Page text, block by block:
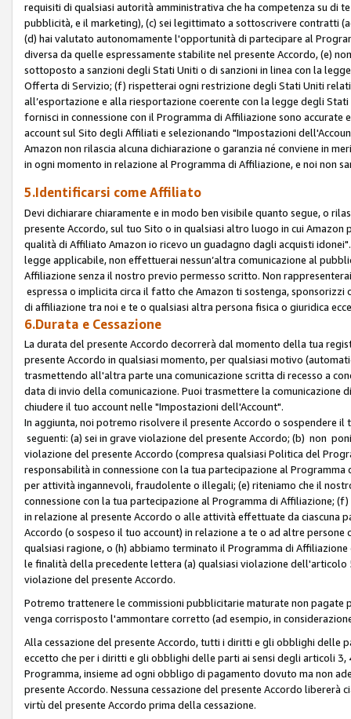
requisiti di qualsiasi autorità amministrativa che ha competenza su di
pubblicità, e il marketing), (c) sei legittimato a sottoscrivere contratti
(d) hai valutato autonomamente l'opportunità di partecipare al
diversa da quelle espressamente stabilite nel presente Accordo, (e)
sottoposto a sanzioni degli Stati Uniti o di sanzioni in linea con la
Offerta di Servizio; (f) rispetterai ogni restrizione degli Stati Uniti
all’esportazione e alla riesportazione coerente con la legge degli
fornisci in connessione con il Programma di Affiliazione sono
account sul Sito degli Affiliati e selezionando "Impostazioni
Amazon non rilascia alcuna dichiarazione o garanzia né conviene in
in ogni momento in relazione al Programma di Affiliazione, e noi non
5.Identificarsi come Affiliato
Devi dichiarare chiaramente e in modo ben visibile quanto segue, o
presente Accordo, sul tuo Sito o in qualsiasi altro luogo in cui
qualità di Affiliato Amazon io ricevo un guadagno dagli acquisti
legge applicabile, non effettuerai nessun’altra comunicazione al
Affiliazione senza il nostro previo permesso scritto. Non
espressa o implicita circa il fatto che Amazon ti sostenga,
di affiliazione tra noi e te o qualsiasi altra persona fisica o giuridica
6.Durata e Cessazione
La durata del presente Accordo decorrerà dal momento della tua
presente Accordo in qualsiasi momento, per qualsiasi motivo
trasmettendo all'altra parte una comunicazione scritta di recesso a
data di invio della comunicazione. Puoi trasmettere la
chiudere il tuo account nelle "Impostazioni dell'Account".
In aggiunta, noi potremo risolvere il presente Accordo o sospendere
seguenti: (a) sei in grave violazione del presente Accordo; (b) non
violazione del presente Accordo (compresa qualsiasi Politica del
responsabilità in connessione con la tua partecipazione al
per attività ingannevoli, fraudolente o illegali; (e) riteniamo che il
connessione con la tua partecipazione al Programma di Affiliazione;
in relazione al presente Accordo o alle attività effettuate da ciascuna
Accordo (o sospeso il tuo account) in relazione a te o ad altre
qualsiasi ragione, o (h) abbiamo terminato il Programma di
le finalità della precedente lettera (a) qualsiasi violazione
violazione del presente Accordo.
Potremo trattenere le commissioni pubblicitarie maturate non
venga corrisposto l'ammontare corretto (ad esempio, in
Alla cessazione del presente Accordo, tutti i diritti e gli obblighi delle
eccetto che per i diritti e gli obblighi delle parti ai sensi degli articoli
Programma, insieme ad ogni obbligo di pagamento dovuto ma non
presente Accordo. Nessuna cessazione del presente Accordo
virtù del presente Accordo prima della cessazione.